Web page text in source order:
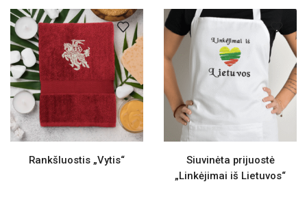
Rankšluostis „Vytis“
Siuvinėta prijuostė
„Linkėjimai iš Lietuvos“